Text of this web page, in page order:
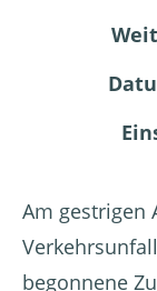
Am gestrigen
begonnene